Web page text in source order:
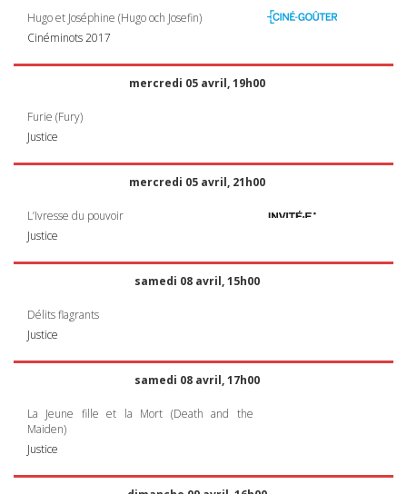
Hugo et Joséphine (Hugo och Josefin)
Cinéminots 2017
mercredi 05 avril, 19h00
Furie (Fury)
Justice
mercredi 05 avril, 21h00
L’Ivresse du pouvoir
Justice
samedi 08 avril, 15h00
Délits flagrants
Justice
samedi 08 avril, 17h00
La Jeune fille et la Mort (Death and the
Maiden)
Justice